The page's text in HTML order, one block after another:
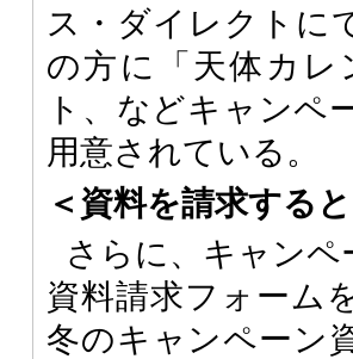
ス・ダイレクトに
の方に「天体カ
ト、などキャンペ
用意されている。
＜資料を請求する
さらに、キャン
資料請求フォーム
冬のキャンペーン